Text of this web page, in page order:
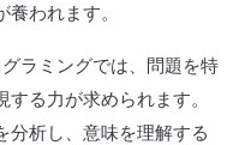
われます。
ラミングでは、問題を特
る力が求められます。
分析し、意味を理解する